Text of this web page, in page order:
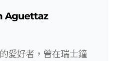
Aguettaz
愛好者，曾在瑞士鐘